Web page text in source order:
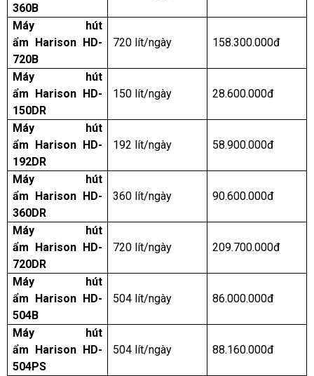
360B
Máy hút
ẩm Harison HD-
720B
720 lít/ngày 158.300.000đ
Máy hút
ẩm Harison HD-
150DR
150 lít/ngày 28.600.000đ
Máy hút
ẩm Harison HD-
192DR
192 lít/ngày 58.900.000đ
Máy hút
ẩm Harison HD-
360DR
360 lít/ngày 90.600.000đ
Máy hút
ẩm Harison HD-
720DR
720 lít/ngày 209.700.000đ
Máy hút
ẩm Harison HD-
504B
504 lít/ngày 86.000.000đ
Máy hút
ẩm Harison HD-
504PS
504 lít/ngày 88.160.000đ